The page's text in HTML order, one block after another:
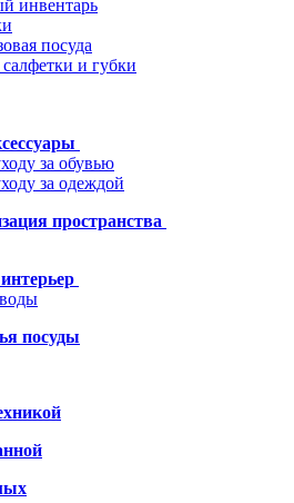
инвентарь
посуда
и губки
за обувью
за одеждой
пространства
посуды